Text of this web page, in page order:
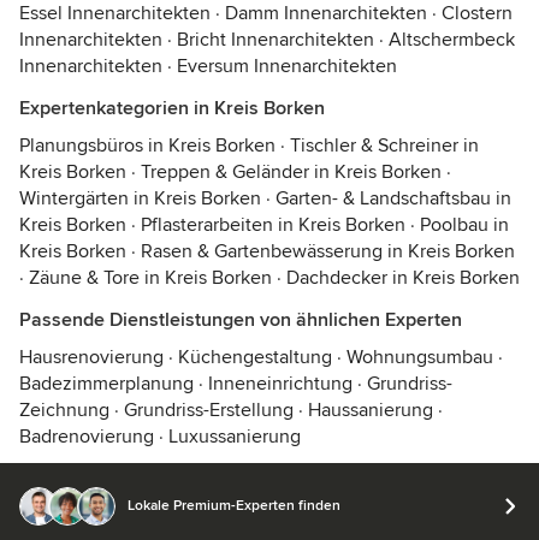
Essel Innenarchitekten · Damm Innenarchitekten · Clostern
Innenarchitekten · Bricht Innenarchitekten · Altschermbeck
Innenarchitekten · Eversum Innenarchitekten
Expertenkategorien in Kreis Borken
Planungsbüros in Kreis Borken · Tischler & Schreiner in
Kreis Borken · Treppen & Geländer in Kreis Borken ·
Wintergärten in Kreis Borken · Garten- & Landschaftsbau in
Kreis Borken · Pflasterarbeiten in Kreis Borken · Poolbau in
Kreis Borken · Rasen & Gartenbewässerung in Kreis Borken
· Zäune & Tore in Kreis Borken · Dachdecker in Kreis Borken
Passende Dienstleistungen von ähnlichen Experten
Hausrenovierung · Küchengestaltung · Wohnungsumbau ·
Badezimmerplanung · Inneneinrichtung · Grundriss-
Zeichnung · Grundriss-Erstellung · Haussanierung ·
Badrenovierung · Luxussanierung
Lokale Premium-Experten finden
© 2026 Houzz Inc.